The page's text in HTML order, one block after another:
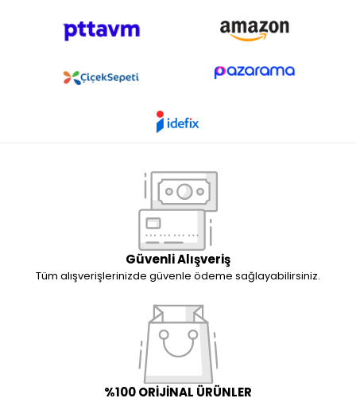
Güvenli Alışveriş
Tüm alışverişlerinizde güvenle ödeme sağlayabilirsiniz.
%100 ORİJİNAL ÜRÜNLER